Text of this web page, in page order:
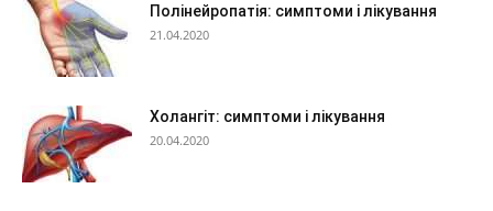
Полінейропатія: симптоми і лікування
21.04.2020
Холангіт: симптоми і лікування
20.04.2020